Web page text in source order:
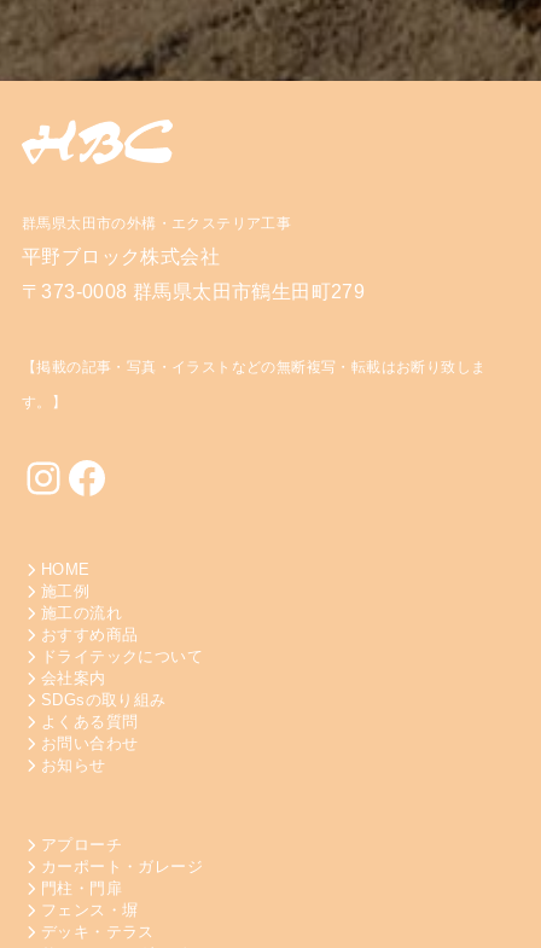
群馬県太田市の外構・エクステリア工事
平野ブロック株式会社
〒373-0008 群馬県太田市鶴生田町279
【掲載の記事・写真・イラストなどの無断複写・転載はお断り致しま
す。】
Instagram Facebook
HOME
施工例
施工の流れ
おすすめ商品
ドライテックについて
会社案内
SDGsの取り組み
よくある質問
お問い合わせ
お知らせ
アプローチ
カーポート・ガレージ
門柱・門扉
フェンス・塀
デッキ・テラス